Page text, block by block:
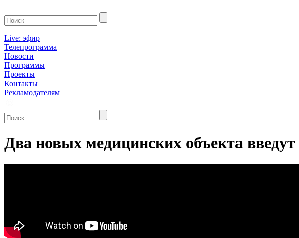
Live: эфир
Телепрограмма
Новости
Программы
Проекты
Контакты
Рекламодателям
Два новых медицинских объекта